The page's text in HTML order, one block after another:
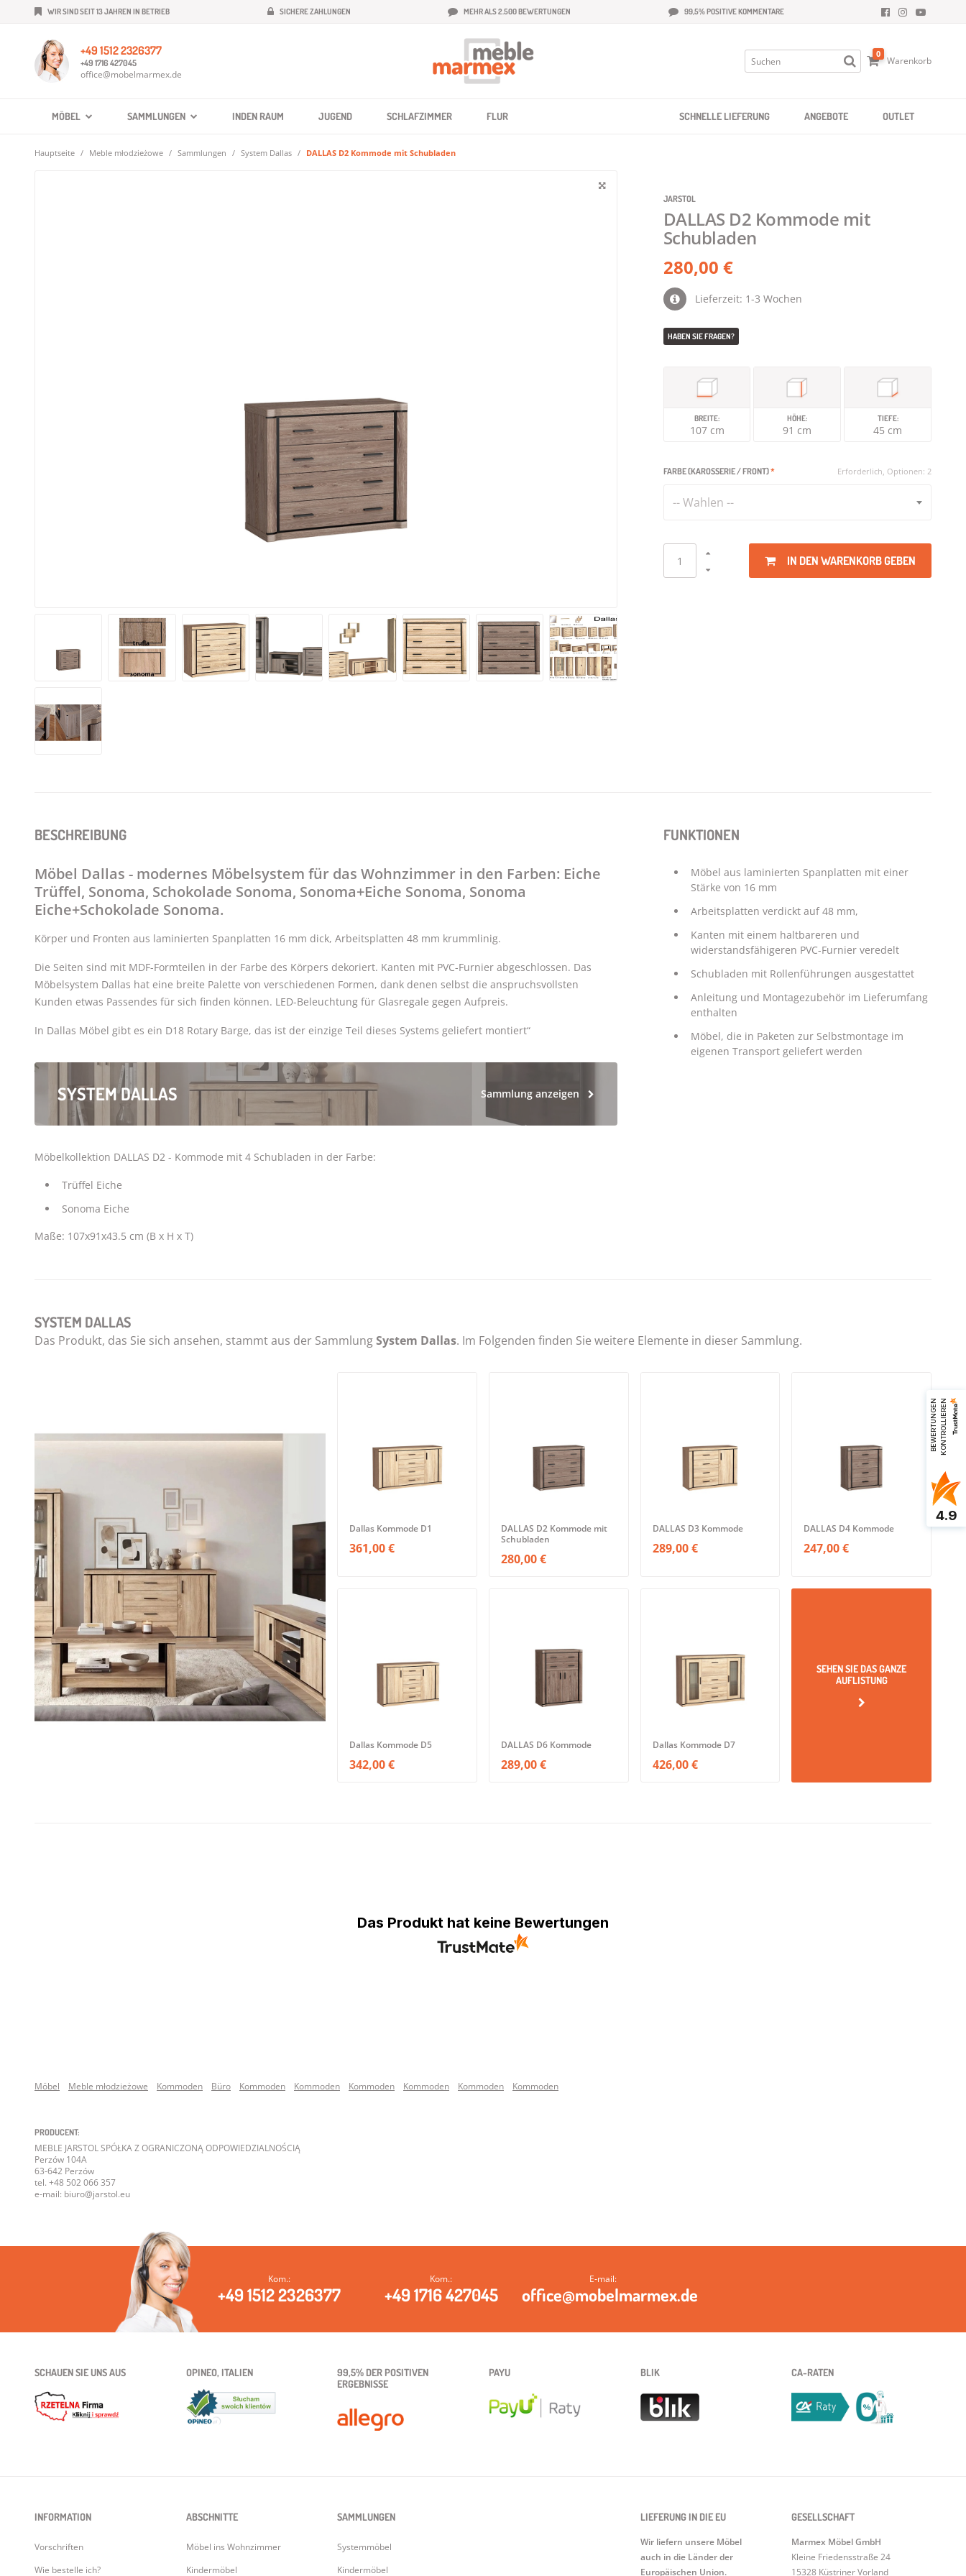
WIR SIND SEIT 13 JAHREN IN BETRIEB SICHERE ZAHLUNGEN MEHR ALS 2.500 BEWERTUNGEN 99,5% POSITIVE KOMMENTARE
+49 1512 2326377
+49 1716 427045
office@mobelmarmex.de
0
Warenkorb
MÖBEL SAMMLUNGEN INDEN RAUM JUGEND SCHLAFZIMMER FLUR SCHNELLE LIEFERUNG ANGEBOTE OUTLET
Hauptseite Meble młodzieżowe Sammlungen System Dallas DALLAS D2 Kommode mit Schubladen
JARSTOL
DALLAS D2 Kommode mit
Schubladen
280,00 €
Lieferzeit: 1-3 Wochen
HABEN SIE FRAGEN?
BREITE:
107 cm
HÖHE:
91 cm
TIEFE:
45 cm
FARBE (KAROSSERIE / FRONT)* Erforderlich, Optionen: 2
-- Wahlen --
IN DEN WARENKORB GEBEN
BESCHREIBUNG
Möbel Dallas - modernes Möbelsystem für das Wohnzimmer in den Farben: Eiche
Trüffel, Sonoma, Schokolade Sonoma, Sonoma+Eiche Sonoma, Sonoma
Eiche+Schokolade Sonoma.
Körper und Fronten aus laminierten Spanplatten 16 mm dick, Arbeitsplatten 48 mm krummlinig.
Die Seiten sind mit MDF-Formteilen in der Farbe des Körpers dekoriert. Kanten mit PVC-Furnier abgeschlossen. Das
Möbelsystem Dallas hat eine breite Palette von verschiedenen Formen, dank denen selbst die anspruchsvollsten
Kunden etwas Passendes für sich finden können. LED-Beleuchtung für Glasregale gegen Aufpreis.
In Dallas Möbel gibt es ein D18 Rotary Barge, das ist der einzige Teil dieses Systems geliefert montiert“
SYSTEM DALLAS Sammlung anzeigen
Möbelkollektion DALLAS D2 - Kommode mit 4 Schubladen in der Farbe:
Trüffel Eiche
Sonoma Eiche
Maße: 107x91x43.5 cm (B x H x T)
FUNKTIONEN
Möbel aus laminierten Spanplatten mit einer
Stärke von 16 mm
Arbeitsplatten verdickt auf 48 mm,
Kanten mit einem haltbareren und
widerstandsfähigeren PVC-Furnier veredelt
Schubladen mit Rollenführungen ausgestattet
Anleitung und Montagezubehör im Lieferumfang
enthalten
Möbel, die in Paketen zur Selbstmontage im
eigenen Transport geliefert werden
SYSTEM DALLAS
Das Produkt, das Sie sich ansehen, stammt aus der SammlungSystem Dallas. Im Folgenden finden Sie weitere Elemente in dieser Sammlung.
Dallas Kommode D1
361,00 €
DALLAS D2 Kommode mit
Schubladen
280,00 €
DALLAS D3 Kommode
289,00 €
DALLAS D4 Kommode
247,00 €
Dallas Kommode D5
342,00 €
DALLAS D6 Kommode
289,00 €
Dallas Kommode D7
426,00 €
SEHEN SIE DAS GANZE
AUFLISTUNG
Das Produkt hat keine Bewertungen
Möbel Meble młodzieżowe Kommoden Büro Kommoden Kommoden Kommoden Kommoden Kommoden Kommoden
PRODUCENT:
MEBLE JARSTOL SPÓŁKA Z OGRANICZONĄ ODPOWIEDZIALNOŚCIĄ
Perzów 104A
63-642 Perzów
tel. +48 502 066 357
e-mail: biuro@jarstol.eu
Kom.:
+49 1512 2326377
Kom.:
+49 1716 427045
E‑mail:
office@mobelmarmex.de
SCHAUEN SIE UNS AUS OPINEO, ITALIEN
99,5% DER POSITIVEN
ERGEBNISSE
PAYU BLIK CA-RATEN
INFORMATION
Vorschriften
Wie bestelle ich?
ABSCHNITTE
Möbel ins Wohnzimmer
Kindermöbel
SAMMLUNGEN
Systemmöbel
Kindermöbel
LIEFERUNG IN DIE EU
Wir liefern unsere Möbel
auch in die Länder der
Europäischen Union.
GESELLSCHAFT
Marmex Möbel GmbH
Kleine Friedensstraße 24
15328 Küstriner Vorland
B
E
W
E
R
T
U
N
G
E
N
K
O
N
T
R
O
L
L
I
E
R
EN
4.9